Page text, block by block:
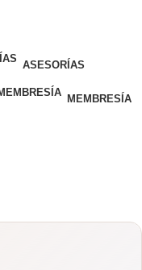
ASESORÍAS
MEMBRESÍA